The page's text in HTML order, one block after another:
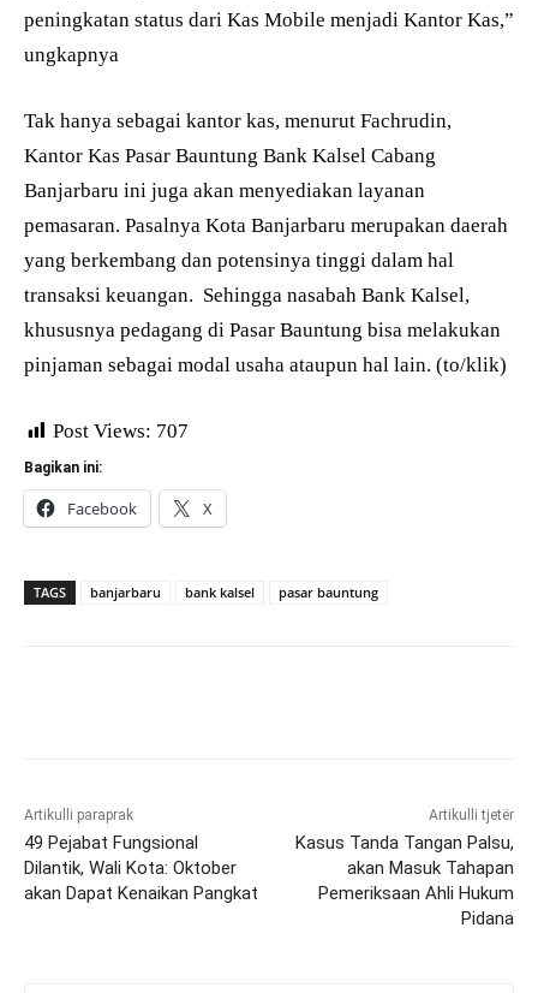
peningkatan status dari Kas Mobile menjadi Kantor Kas,”
ungkapnya
Tak hanya sebagai kantor kas, menurut Fachrudin,
Kantor Kas Pasar Bauntung Bank Kalsel Cabang
Banjarbaru ini juga akan menyediakan layanan
pemasaran. Pasalnya Kota Banjarbaru merupakan daerah
yang berkembang dan potensinya tinggi dalam hal
transaksi keuangan. Sehingga nasabah Bank Kalsel,
khususnya pedagang di Pasar Bauntung bisa melakukan
pinjaman sebagai modal usaha ataupun hal lain. (to/klik)
Post Views: 707
Bagikan ini:
Facebook X
TAGS banjarbaru bank kalsel pasar bauntung
Artikulli paraprak
49 Pejabat Fungsional
Dilantik, Wali Kota: Oktober
akan Dapat Kenaikan Pangkat
Artikulli tjetër
Kasus Tanda Tangan Palsu,
akan Masuk Tahapan
Pemeriksaan Ahli Hukum
Pidana